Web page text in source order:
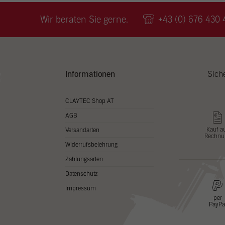
Wir beraten Sie gerne. +43 (0) 676 430
Informationen
CLAYTEC Shop AT
AGB
Versandarten
Widerrufsbelehrung
Zahlungsarten
Datenschutz
Impressum
Kauf
per
PayPal
zu